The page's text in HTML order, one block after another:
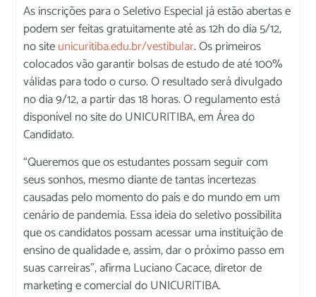
As inscrições para o Seletivo Especial já estão abertas e
podem ser feitas gratuitamente até as 12h do dia 5/12,
no siteunicuritiba.edu.br/vestibular. Os primeiros
colocados vão garantir bolsas de estudo de até 100%
válidas para todo o curso. O resultado será divulgado
no dia 9/12, a partir das 18 horas. O regulamento está
disponível no site do UNICURITIBA, em Área do
Candidato.
“Queremos que os estudantes possam seguir com
seus sonhos, mesmo diante de tantas incertezas
causadas pelo momento do país e do mundo em um
cenário de pandemia. Essa ideia do seletivo possibilita
que os candidatos possam acessar uma instituição de
ensino de qualidade e, assim, dar o próximo passo em
suas carreiras”, afirma Luciano Cacace, diretor de
marketing e comercial do UNICURITIBA.